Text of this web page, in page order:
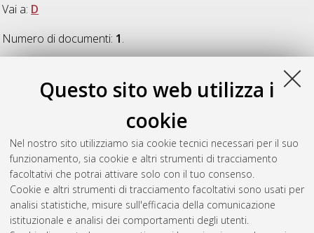
Questo sito web utilizza i
cookie
Nel nostro sito utilizziamo sia cookie tecnici necessari per il suo
funzionamento, sia cookie e altri strumenti di tracciamento
facoltativi che potrai attivare solo con il tuo consenso.
Cookie e altri strumenti di tracciamento facoltativi sono usati per
analisi statistiche, misure sull'efficacia della comunicazione
istituzionale e analisi dei comportamenti degli utenti.
Vai a: D
Numero di documenti: 1.
Riconoscimento di simboli e creazione
schemi ferroviari cartacei in file CAD.[Laurea magistrale],
Università di Bologna, Corso di Studio in Ingegneria
informatica [LM-DM270], Documento full-text non disponibile
Questa lista e' stata generata ilSun Aug 9 13:43:12 2026